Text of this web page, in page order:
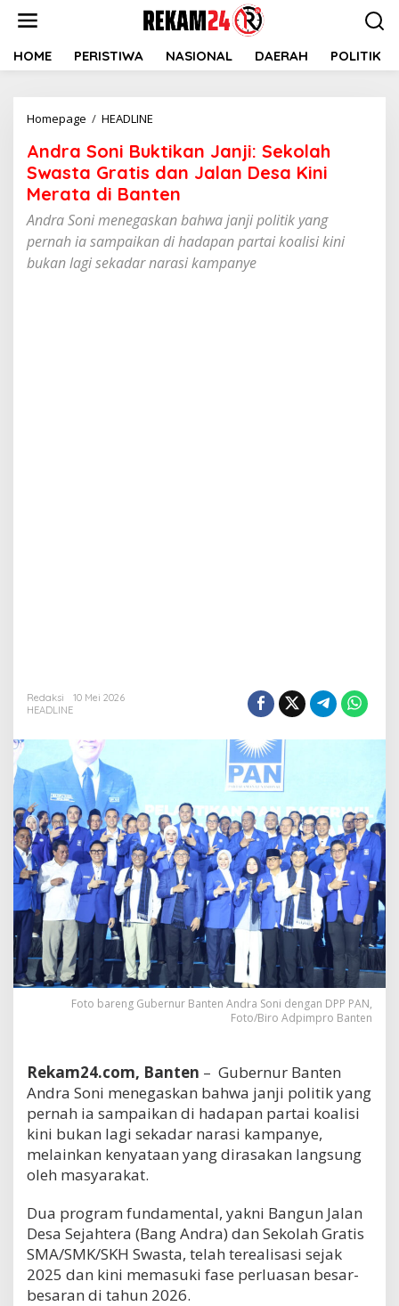
HOME PERISTIWA NASIONAL DAERAH POLITIK
Homepage / HEADLINE
Buktikan
Janji:
Sekolah
Swasta
Gratis
dan
Desa
Andra Soni Buktikan Janji: Sekolah
Swasta Gratis dan Jalan Desa Kini
Merata di Banten
Andra Soni menegaskan bahwa janji politik yang
pernah ia sampaikan di hadapan partai koalisi kini
bukan lagi sekadar narasi kampanye
Redaksi
10 Mei 2026
HEADLINE
Foto bareng Gubernur Banten Andra Soni dengan DPP PAN,
Foto/Biro Adpimpro Banten
Rekam24.com, Banten – Gubernur Banten
Andra Soni menegaskan bahwa janji politik yang
pernah ia sampaikan di hadapan partai koalisi
kini bukan lagi sekadar narasi kampanye,
melainkan kenyataan yang dirasakan langsung
oleh masyarakat.
Dua program fundamental, yakni Bangun Jalan
Desa Sejahtera (Bang Andra) dan Sekolah Gratis
SMA/SMK/SKH Swasta, telah terealisasi sejak
2025 dan kini memasuki fase perluasan besar-
besaran di tahun 2026.